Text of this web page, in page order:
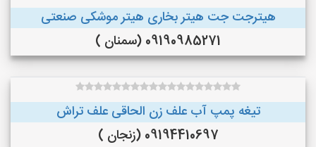
هیترجت جت هیتر بخاری هیتر موشکی صنعتی
09190985271 (سمنان )
تیغه پمپ آب علف زن الحاقی علف تراش
09194410697 (زنجان )